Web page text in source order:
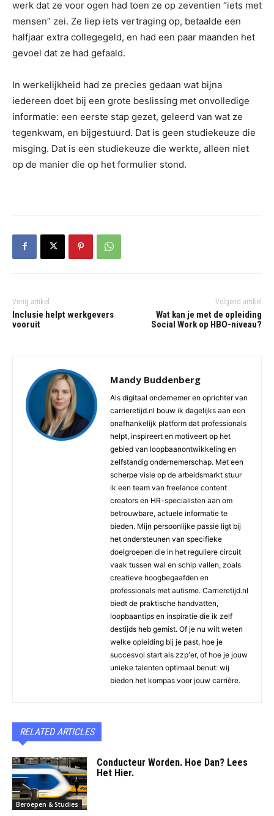
werk dat ze voor ogen had toen ze op zeventien “iets met
mensen” zei. Ze liep iets vertraging op, betaalde een
halfjaar extra collegegeld, en had een paar maanden het
gevoel dat ze had gefaald.
In werkelijkheid had ze precies gedaan wat bijna
iedereen doet bij een grote beslissing met onvolledige
informatie: een eerste stap gezet, geleerd van wat ze
tegenkwam, en bijgestuurd. Dat is geen studiekeuze die
misging. Dat is een studiekeuze die werkte, alleen niet
op de manier die op het formulier stond.
Vorig artikel
Inclusie helpt werkgevers
vooruit
Volgend artikel
Wat kan je met de opleiding
Social Work op HBO-niveau?
Mandy Buddenberg
Als digitaal ondernemer en oprichter van
carrieretijd.nl bouw ik dagelijks aan een
onafhankelijk platform dat professionals
helpt, inspireert en motiveert op het
gebied van loopbaanontwikkeling en
zelfstandig ondernemerschap. Met een
scherpe visie op de arbeidsmarkt stuur
ik een team van freelance content
creators en HR-specialisten aan om
betrouwbare, actuele informatie te
bieden. Mijn persoonlijke passie ligt bij
het ondersteunen van specifieke
doelgroepen die in het reguliere circuit
vaak tussen wal en schip vallen, zoals
creatieve hoogbegaafden en
professionals met autisme. Carrieretijd.nl
biedt de praktische handvatten,
loopbaantips en inspiratie die ik zelf
destijds heb gemist. Of je nu wilt weten
welke opleiding bij je past, hoe je
succesvol start als zzp'er, of hoe je jouw
unieke talenten optimaal benut: wij
bieden het kompas voor jouw carrière.
RELATED ARTICLES
Beroepen & Studies
Conducteur Worden. Hoe Dan? Lees
Het Hier.